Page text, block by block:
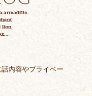
内容やプライベー